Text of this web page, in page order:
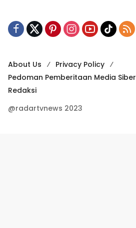
About Us
Privacy Policy
Pedoman Pemberitaan Media Siber
Redaksi
@radartvnews 2023